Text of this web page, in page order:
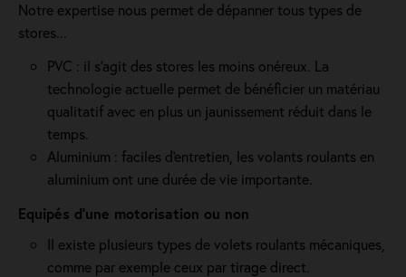
Notre expertise nous permet de dépanner tous types de
stores...
PVC : il s'agit des stores les moins onéreux. La
technologie actuelle permet de bénéficier un matériau
qualitatif avec en plus un jaunissement réduit dans le
temps.
Aluminium : faciles d'entretien, les volants roulants en
aluminium ont une durée de vie importante.
Equipés d'une motorisation ou non
Il existe plusieurs types de volets roulants mécaniques,
comme par exemple ceux par tirage direct.